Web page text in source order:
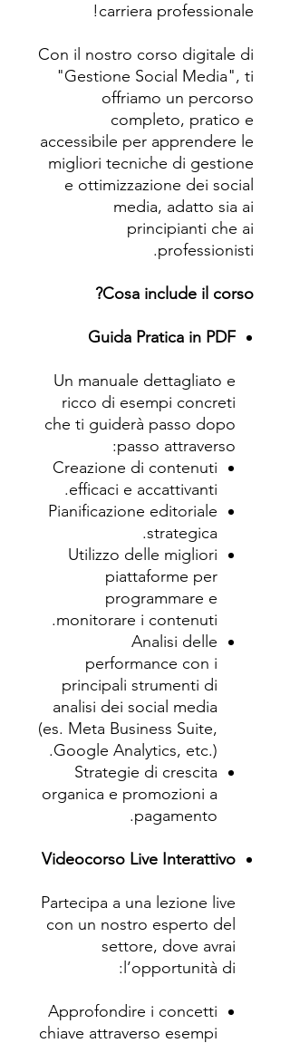
carriera professionale!
Con il nostro corso digitale di
"Gestione Social Media", ti
offriamo un percorso
completo, pratico e
accessibile per apprendere le
migliori tecniche di gestione
e ottimizzazione dei social
media, adatto sia ai
principianti che ai
professionisti.
Cosa include il corso?
Guida Pratica in PDF
Un manuale dettagliato e
ricco di esempi concreti
che ti guiderà passo dopo
passo attraverso:
Creazione di contenuti
efficaci e accattivanti.
Pianificazione editoriale
strategica.
Utilizzo delle migliori
piattaforme per
programmare e
monitorare i contenuti.
Analisi delle
performance con i
principali strumenti di
analisi dei social media
(es. Meta Business Suite,
Google Analytics, etc.).
Strategie di crescita
organica e promozioni a
pagamento.
Videocorso Live Interattivo
Partecipa a una lezione live
con un nostro esperto del
settore, dove avrai
l’opportunità di:
Approfondire i concetti
chiave attraverso esempi